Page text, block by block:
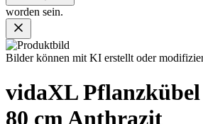
worden sein.
Bilder können mit KI erstellt oder
vidaXL Pflanzkübel
80 cm Anthrazit